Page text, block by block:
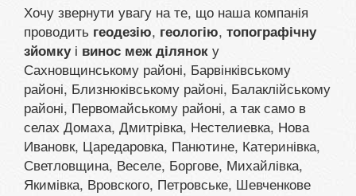
Хочу звернути увагу на те, що наша компанія
проводить геодезію, геологію, топографічну
зйомкуі винос меж ділянок у
Сахновщинському районі, Барвінківському
районі, Близнюківському районі, Балаклійському
районі, Первомайському районі, а так само в
селах Домаха, Дмитрівка, Нестелиевка, Нова
Ивановк, Царедаровка, Панютине, Катеринівка,
Светловщина, Веселе, Боргове, Михайлівка,
Якимівка, Вровского, Петровське, Шевченкове